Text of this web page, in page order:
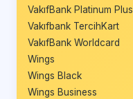
VakıfBank Platinum Plus
Vakıfbank TercihKart
VakıfBank Worldcard
Wings
Wings Black
Wings Business